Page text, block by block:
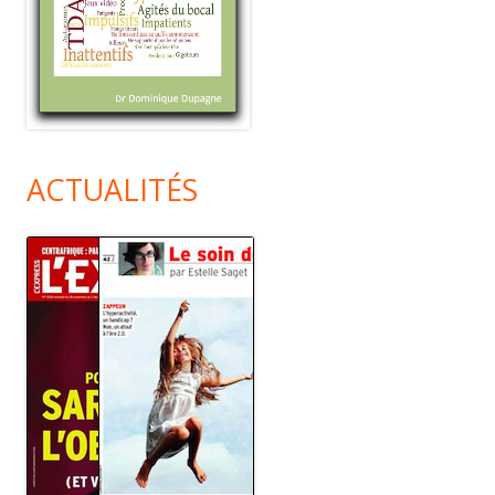
ACTUALITÉS